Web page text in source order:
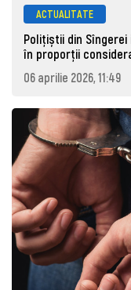
ACTUALITATE
Polițiștii din
în proporții
06 aprilie 2026, 11:49